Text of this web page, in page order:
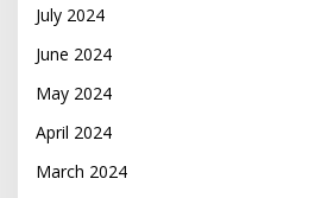
July 2024
June 2024
May 2024
April 2024
March 2024